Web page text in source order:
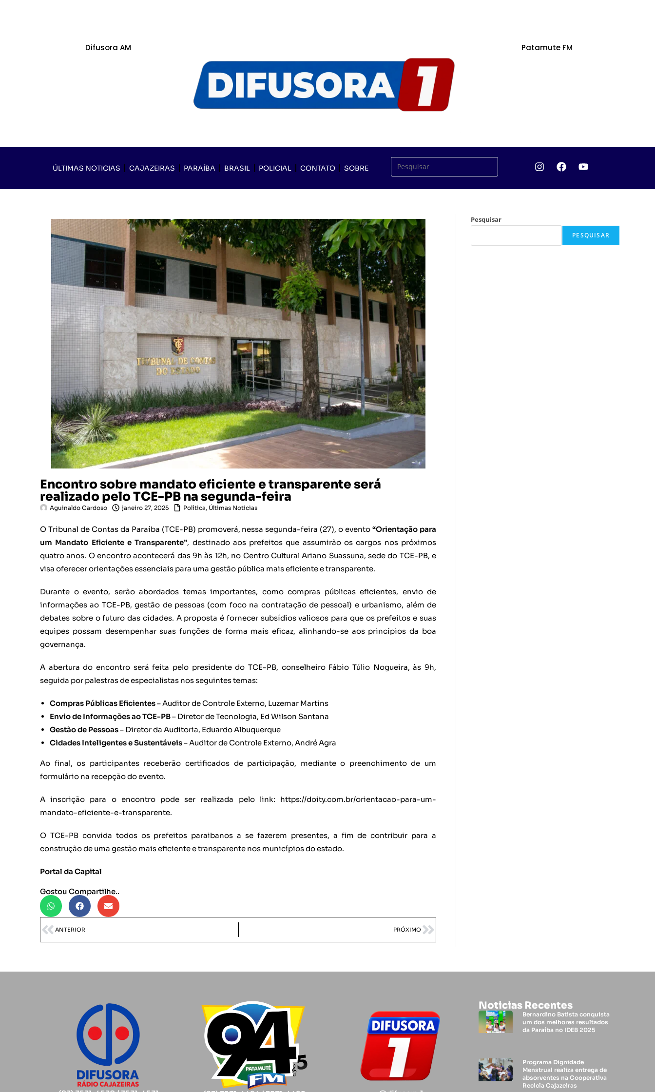
Difusora AM Patamute FM
ÚLTIMAS NOTICIAS CAJAZEIRAS PARAÍBA BRASIL POLICIAL CONTATO SOBRE
Encontro sobre mandato eficiente e transparente será
realizado pelo TCE-PB na segunda-feira
Aguinaldo Cardoso janeiro 27, 2025 Política, Últimas Noticias
O Tribunal de Contas da Paraíba (TCE-PB) promoverá, nessa segunda-feira (27), o evento“Orientação para
um Mandato Eficiente e Transparente”, destinado aos prefeitos que assumirão os cargos nos próximos
quatro anos. O encontro acontecerá das 9h às 12h, no Centro Cultural Ariano Suassuna, sede do TCE-PB, e
visa oferecer orientações essenciais para uma gestão pública mais eficiente e transparente.
Durante o evento, serão abordados temas importantes, como compras públicas eficientes, envio de
informações ao TCE-PB, gestão de pessoas (com foco na contratação de pessoal) e urbanismo, além de
debates sobre o futuro das cidades. A proposta é fornecer subsídios valiosos para que os prefeitos e suas
equipes possam desempenhar suas funções de forma mais eficaz, alinhando-se aos princípios da boa
governança.
A abertura do encontro será feita pelo presidente do TCE-PB, conselheiro Fábio Túlio Nogueira, às 9h,
seguida por palestras de especialistas nos seguintes temas:
Compras Públicas Eficientes– Auditor de Controle Externo, Luzemar Martins
Envio de Informações ao TCE-PB– Diretor de Tecnologia, Ed Wilson Santana
Gestão de Pessoas– Diretor da Auditoria, Eduardo Albuquerque
Cidades Inteligentes e Sustentáveis– Auditor de Controle Externo, André Agra
Ao final, os participantes receberão certificados de participação, mediante o preenchimento de um
formulário na recepção do evento.
A inscrição para o encontro pode ser realizada pelo link: https://doity.com.br/orientacao-para-um-
mandato-eficiente-e-transparente.
O TCE-PB convida todos os prefeitos paraibanos a se fazerem presentes, a fim de contribuir para a
construção de uma gestão mais eficiente e transparente nos municípios do estado.
Portal da Capital
Gostou Compartilhe..
ANTERIOR PRÓXIMO
Pesquisar
PESQUISAR
Noticias Recentes
Bernardino Batista conquista
um dos melhores resultados
da Paraíba no IDEB 2025
Programa Dignidade
Menstrual realiza entrega de
absorventes na Cooperativa
Recicla Cajazeiras